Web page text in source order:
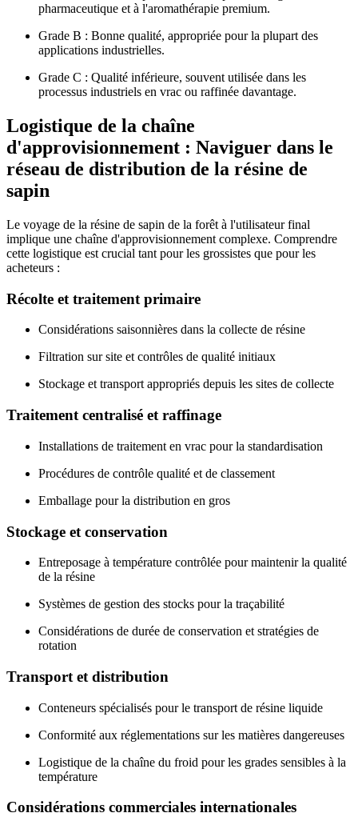
pharmaceutique et à l'aromathérapie premium.
Grade B : Bonne qualité, appropriée pour la plupart des
applications industrielles.
Grade C : Qualité inférieure, souvent utilisée dans les
processus industriels en vrac ou raffinée davantage.
Logistique de la chaîne
d'approvisionnement : Naviguer dans le
réseau de distribution de la résine de
sapin
Le voyage de la résine de sapin de la forêt à l'utilisateur final
implique une chaîne d'approvisionnement complexe. Comprendre
cette logistique est crucial tant pour les grossistes que pour les
acheteurs :
Récolte et traitement primaire
Considérations saisonnières dans la collecte de résine
Filtration sur site et contrôles de qualité initiaux
Stockage et transport appropriés depuis les sites de collecte
Traitement centralisé et raffinage
Installations de traitement en vrac pour la standardisation
Procédures de contrôle qualité et de classement
Emballage pour la distribution en gros
Stockage et conservation
Entreposage à température contrôlée pour maintenir la qualité
de la résine
Systèmes de gestion des stocks pour la traçabilité
Considérations de durée de conservation et stratégies de
rotation
Transport et distribution
Conteneurs spécialisés pour le transport de résine liquide
Conformité aux réglementations sur les matières dangereuses
Logistique de la chaîne du froid pour les grades sensibles à la
température
Considérations commerciales internationales